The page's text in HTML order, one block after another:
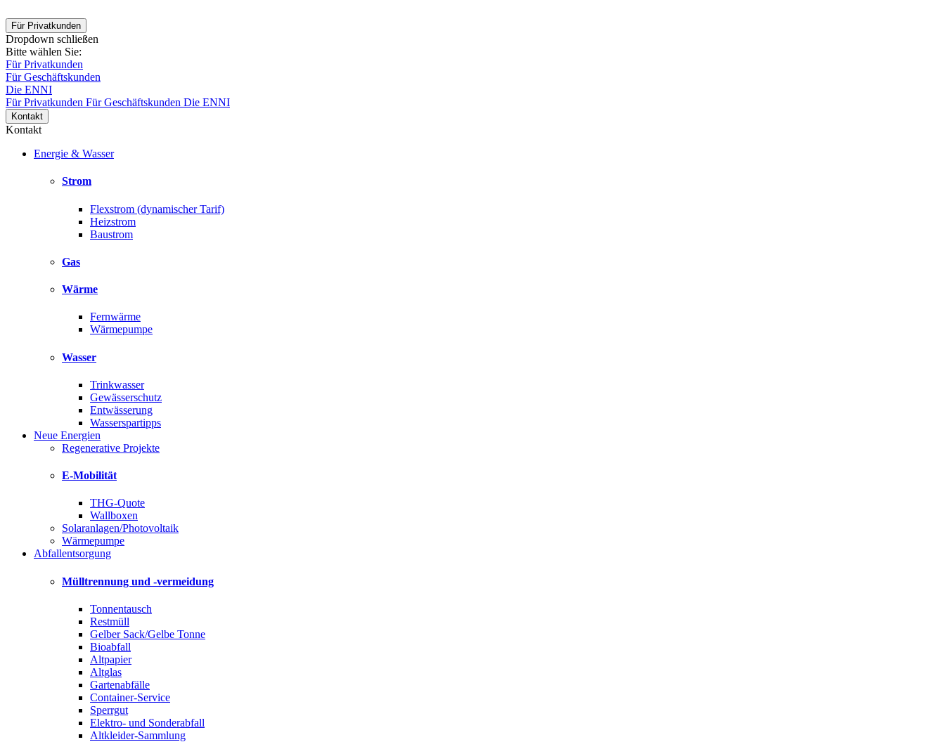
Für Privatkunden
Dropdown schließen
Bitte wählen Sie:
Für Privatkunden
Für Geschäftskunden
Die ENNI
Für Privatkunden Für Geschäftskunden Die ENNI
Kontakt
Kontakt
Energie & Wasser
Strom
Flexstrom (dynamischer Tarif)
Heizstrom
Baustrom
Gas
Wärme
Fernwärme
Wärmepumpe
Wasser
Trinkwasser
Gewässerschutz
Entwässerung
Wasserspartipps
Neue Energien
Regenerative Projekte
E-Mobilität
THG-Quote
Wallboxen
Solaranlagen/Photovoltaik
Wärmepumpe
Abfallentsorgung
Mülltrennung und -vermeidung
Tonnentausch
Restmüll
Gelber Sack/Gelbe Tonne
Bioabfall
Altpapier
Altglas
Gartenabfälle
Container-Service
Sperrgut
Elektro- und Sonderabfall
Altkleider-Sammlung